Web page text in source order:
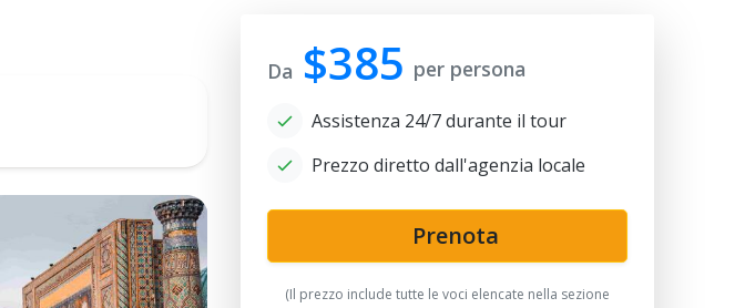
Gur Emir Mausoleum
Da $385 per persona
Assistenza 24/7 durante il tour
Prezzo diretto dall'agenzia locale
Prenota
(Il prezzo include tutte le voci elencate nella sezione